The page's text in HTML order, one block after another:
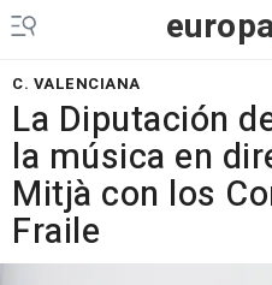
C. VALENCIANA
La Diputación
la música en
Mitjà con los
Fraile